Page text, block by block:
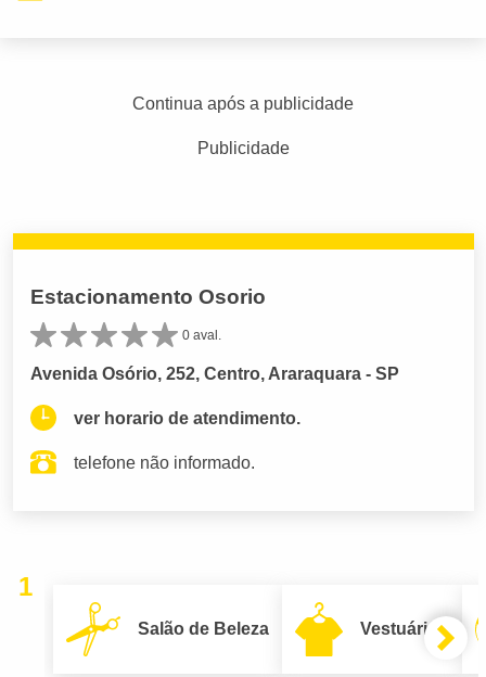
Continua após a publicidade
Publicidade
Estacionamento Osorio
0 aval.
Avenida Osório, 252, Centro, Araraquara - SP
ver horario de atendimento.
telefone não informado.
1
Salão de Beleza Vestuário